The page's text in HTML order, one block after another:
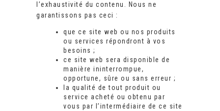
l’exhaustivité du contenu. Nous ne
garantissons pas ceci :
que ce site web ou nos produits
ou services répondront à vos
besoins ;
ce site web sera disponible de
manière ininterrompue,
opportune, sûre ou sans erreur ;
la qualité de tout produit ou
service acheté ou obtenu par
vous par l’intermédiaire de ce site